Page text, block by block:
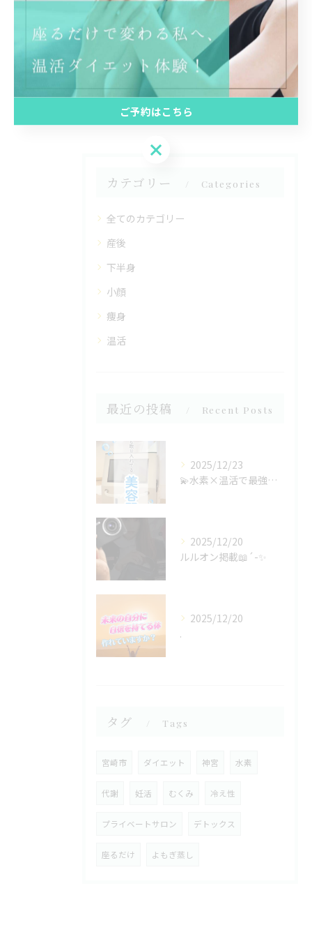
関連タグ
#ダイエット #水素 #妊活
#よもぎ蒸し
#宮崎市
#デトックス #むくみ
#神宮
カテゴリー Categories
全てのカテゴリー
産後
下半身
小顔
痩身
温活
最近の投稿 Recent Posts
2025/12/23
💫水素×温活で最強の美肌ケア！💫
2025/12/20
ルルオン掲載📖´-✨
2025/12/20
.
タグ Tags
宮崎市 ダイエット 神宮 水素
代謝 妊活 むくみ 冷え性
プライベートサロン デトックス
座るだけ よもぎ蒸し
ご予約はこちら
ご予約はこちら